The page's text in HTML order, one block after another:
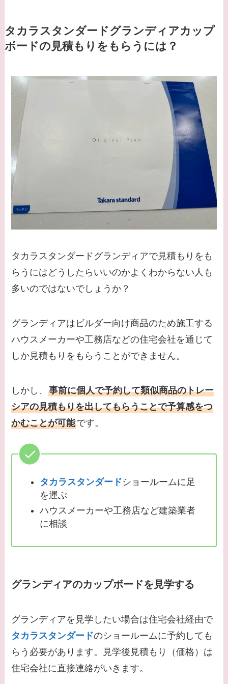
タカラスタンダードグランディアカップ
ボードの見積もりをもらうには？
タカラスタンダードグランディアで見積もりをも
らうにはどうしたらいいのかよくわからない人も
多いのではないでしょうか？
グランディアはビルダー向け商品のため施工する
ハウスメーカーや工務店などの住宅会社を通じて
しか見積もりをもらうことができません。
しかし、事前に個人で予約して類似商品のトレー
シアの見積もりを出してもらうことで予算感をつ
かむことが可能です。
タカラスタンダードショールームに足
を運ぶ
ハウスメーカーや工務店など建築業者
に相談
グランディアのカップボードを見学する
グランディアを見学したい場合は住宅会社経由で
タカラスタンダードのショールームに予約しても
らう必要があります。見学後見積もり（価格）は
住宅会社に直接連絡がいきます。